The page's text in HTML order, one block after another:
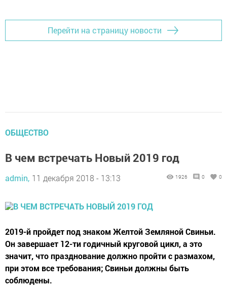
Перейти на страницу новости
ОБЩЕСТВО
В чем встречать Новый 2019 год
admin, 11 декабря 2018 - 13:13 1926 0 0
2019-й пройдет под знаком Желтой Земляной Свиньи.
Он завершает 12-ти годичный круговой цикл, а это
значит, что празднование должно пройти с размахом,
при этом все требования; Свиньи должны быть
соблюдены.